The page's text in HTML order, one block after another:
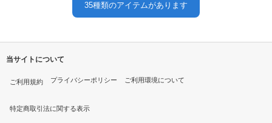
35種類のアイテムがあります
当サイトについて
ご利用規約 プライバシーポリシー ご利用環境について
特定商取引法に関する表示